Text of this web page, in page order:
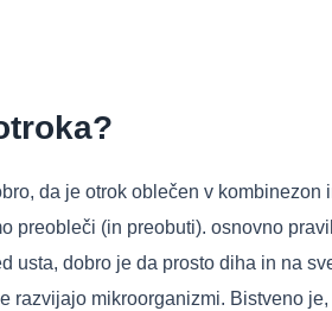
da je otrok oblečen v
preobleči (in preobuti). osnovno
usta, dobro je da prosto diha in na
razvijajo mikroorganizmi. Bistveno